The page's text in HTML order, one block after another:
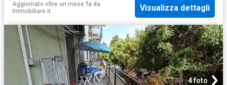
Aggiornato oltre un mese fa da
Immobiliare.it
Visualizza dettagli
4 foto